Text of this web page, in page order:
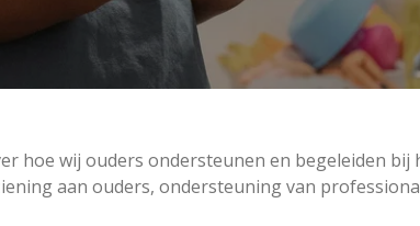
hoe wij ouders ondersteunen en begeleiden bij
aan ouders, ondersteuning van